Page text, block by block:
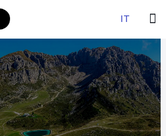
Select your
IT